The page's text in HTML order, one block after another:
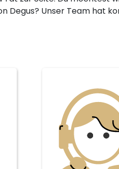
Degus? Unser Team hat